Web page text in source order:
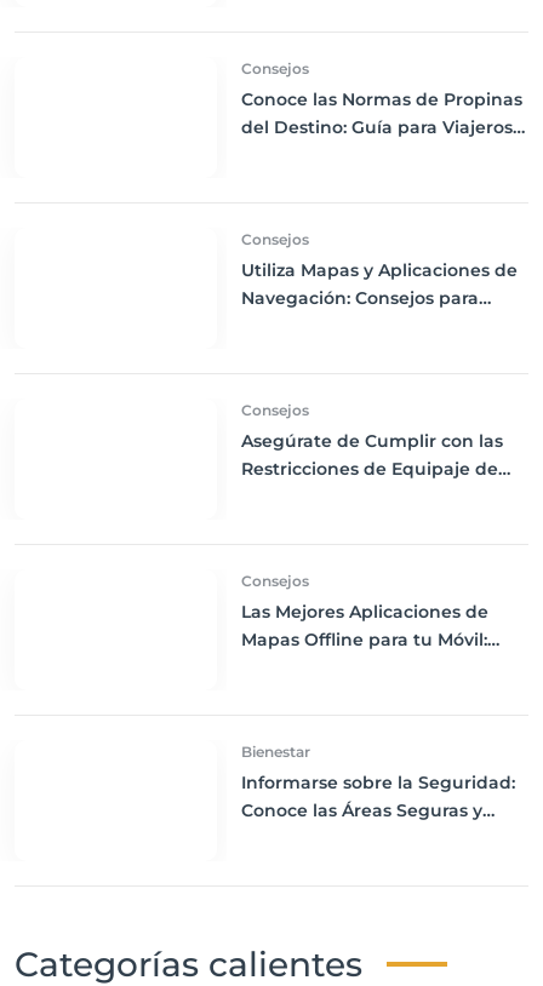
Consejos
Conoce las Normas de Propinas
del Destino: Guía para Viajeros
Consejos
Utiliza Mapas y Aplicaciones de
Navegación: Consejos para
Consejos
Asegúrate de Cumplir con las
Restricciones de Equipaje de
Consejos
Las Mejores Aplicaciones de
Mapas Offline para tu Móvil:
Bienestar
Informarse sobre la Seguridad:
Conoce las Áreas Seguras y
Categorías calientes